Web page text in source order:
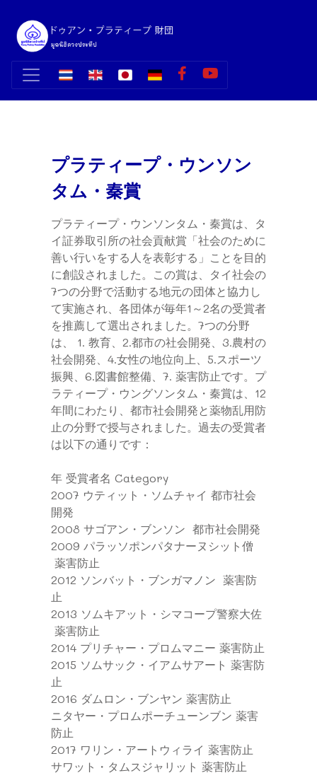
プラティープ・ウンソン
タム・秦賞
プラティープ・ウンソンタム・秦賞は、タ
イ証券取引所の社会貢献賞「社会のために
善い行いをする人を表彰する」ことを目的
に創設されました。この賞は、タイ社会の
7つの分野で活動する地元の団体と協力し
て実施され、各団体が毎年1～2名の受賞者
を推薦して選出されました。7つの分野
は、 1. 教育、2.都市の社会開発、3.農村の
社会開発、4.女性の地位向上、5.スポーツ
振興、6.図書館整備、7. 薬害防止です。プ
ラティープ・ウングソンタム・秦賞は、12
年間にわたり、都市社会開発と薬物乱用防
止の分野で授与されました。過去の受賞者
は以下の通りです：
年 受賞者名 Category
2007 ウティット・ソムチャイ 都市社会
開発
2008 サゴアン・ブンソン 都市社会開発
2009 パラッソポンパタナーヌシット僧
薬害防止
2012 ソンバット・ブンガマノン 薬害防
止
2013 ソムキアット・シマコープ警察大佐
薬害防止
2014 プリチャー・プロムマニー 薬害防止
2015 ソムサック・イアムサアート 薬害防
止
2016 ダムロン・ブンヤン 薬害防止
ニタヤー・プロムポーチューンブン 薬害
防止
2017 ワリン・アートウィライ 薬害防止
サワット・タムスジャリット 薬害防止